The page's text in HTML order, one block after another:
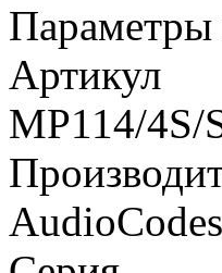
Параметры
Артикул
MP114/4S/
AudioCodes